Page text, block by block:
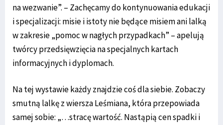
na wezwanie”. – Zachęcamy do kontynuowania edukacji
i specjalizacji: misie i istoty nie będące misiem ani lalką
w zakresie „pomoc w nagłych przypadkach” – apelują
twórcy przedsięwzięcia na specjalnych kartach
informacyjnych i dyplomach.
Na tej wystawie każdy znajdzie coś dla siebie. Zobaczy
smutną lalkę z wiersza Leśmiana, która przepowiada
samej sobie: „…stracę wartość. Nastąpią cen spadki i